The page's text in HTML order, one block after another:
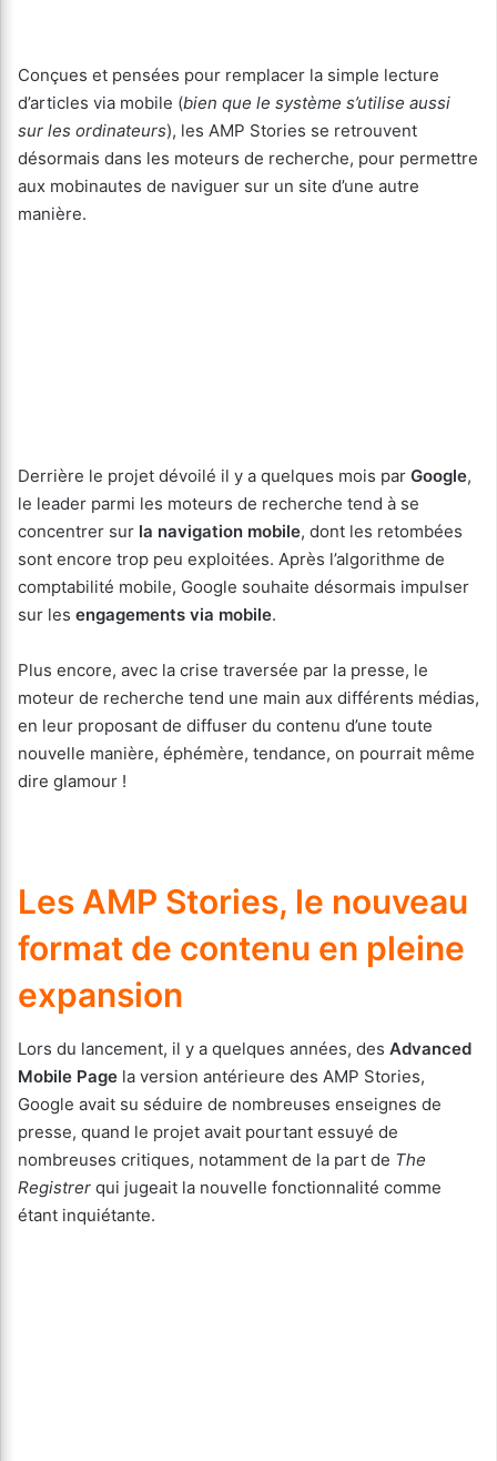
Conçues et pensées pour remplacer la simple lecture
d’articles via mobile (bien que le système s’utilise aussi
sur les ordinateurs), les AMP Stories se retrouvent
désormais dans les moteurs de recherche, pour permettre
aux mobinautes de naviguer sur un site d’une autre
manière.
Derrière le projet dévoilé il y a quelques mois par Google,
le leader parmi les moteurs de recherche tend à se
concentrer sur la navigation mobile, dont les retombées
sont encore trop peu exploitées. Après l’algorithme de
comptabilité mobile, Google souhaite désormais impulser
sur les engagements via mobile.
Plus encore, avec la crise traversée par la presse, le
moteur de recherche tend une main aux différents médias,
en leur proposant de diffuser du contenu d’une toute
nouvelle manière, éphémère, tendance, on pourrait même
dire glamour !
Les AMP Stories, le nouveau
format de contenu en pleine
expansion
Lors du lancement, il y a quelques années, des Advanced
Mobile Page la version antérieure des AMP Stories,
Google avait su séduire de nombreuses enseignes de
presse, quand le projet avait pourtant essuyé de
nombreuses critiques, notamment de la part de The
Registrer qui jugeait la nouvelle fonctionnalité comme
étant inquiétante.